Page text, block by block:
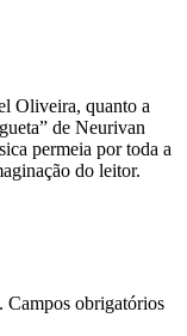
Oliveira, quanto a
de Neurivan
permeia por toda a
do leitor.
Campos obrigatórios